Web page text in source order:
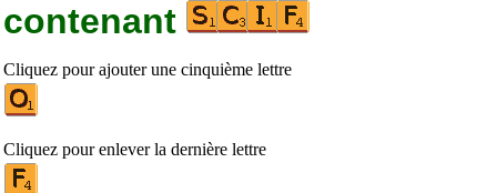
contenant
Cliquez pour ajouter une cinquième lettre
Cliquez pour enlever la dernière lettre